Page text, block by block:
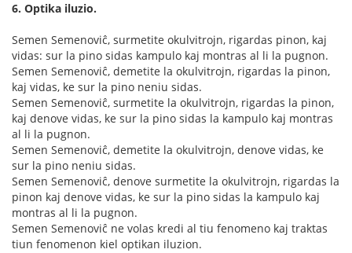
6. Optika iluzio.
Semen Semenoviĉ, surmetite okulvitrojn, rigardas pinon, kaj
vidas: sur la pino sidas kampulo kaj montras al li la pugnon.
Semen Semenoviĉ, demetite la okulvitrojn, rigardas la pinon,
kaj vidas, ke sur la pino neniu sidas.
Semen Semenoviĉ, surmetite la okulvitrojn, rigardas la pinon,
kaj denove vidas, ke sur la pino sidas la kampulo kaj montras
al li la pugnon.
Semen Semenoviĉ, demetite la okulvitrojn, denove vidas, ke
sur la pino neniu sidas.
Semen Semenoviĉ, denove surmetite la okulvitrojn, rigardas la
pinon kaj denove vidas, ke sur la pino sidas la kampulo kaj
montras al li la pugnon.
Semen Semenoviĉ ne volas kredi al tiu fenomeno kaj traktas
tiun fenomenon kiel optikan iluzion.